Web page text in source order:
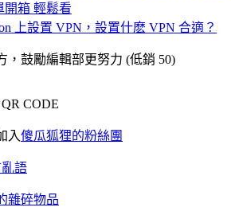
開箱 輕鬆看
上設置 VPN，設置什麽 VPN 合適？
，鼓勵編輯部更努力 (低銷 50)
CODE
入傻瓜狐狸的粉絲團
語
雜碎物品